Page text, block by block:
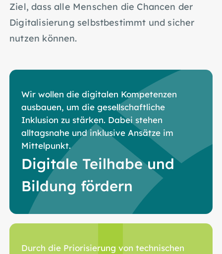
Ziel, dass alle Menschen die Chancen der
Digitalisierung selbstbestimmt und sicher
nutzen können.
Wir wollen die digitalen Kompetenzen
ausbauen, um die gesellschaftliche
Inklusion zu stärken. Dabei stehen
alltagsnahe und inklusive Ansätze im
Mittelpunkt.
Digitale Teilhabe und
Bildung fördern
Durch die Priorisierung von technischen